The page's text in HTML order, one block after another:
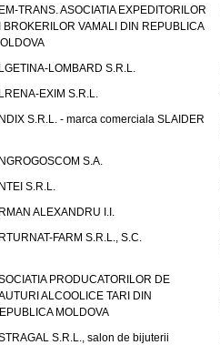
TRANS. ASOCIATIA EXPEDITORILOR
BROKERILOR VAMALI DIN REPUBLICA
LOMBARD S.R.L.
EXIM S.R.L.
S.R.L. - marca comerciala SLAIDER
S.A.
S.R.L.
ALEXANDRU I.I.
FARM S.R.L., S.C.
PRODUCATORILOR DE
ALCOOLICE TARI DIN
MOLDOVA
S.R.L., salon de bijuterii